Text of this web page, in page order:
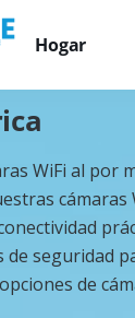
Hogar
WiFi al por
de seguridad
de